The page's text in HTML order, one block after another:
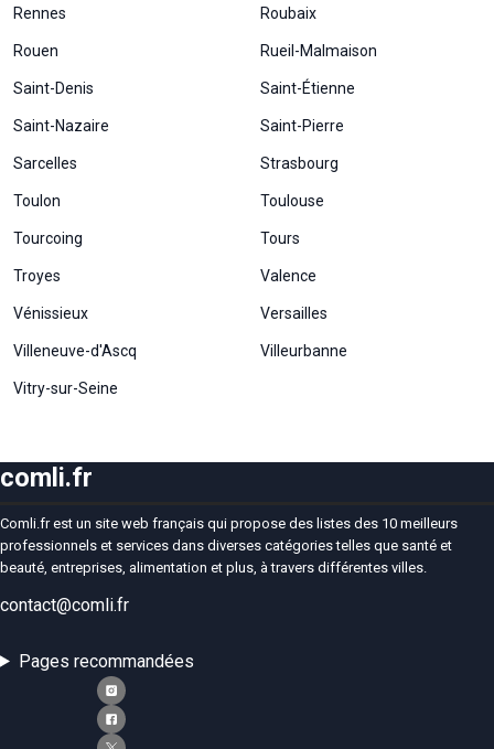
Rennes Roubaix
Rouen Rueil-Malmaison
Saint-Denis Saint-Étienne
Saint-Nazaire Saint-Pierre
Sarcelles Strasbourg
Toulon Toulouse
Tourcoing Tours
Troyes Valence
Vénissieux Versailles
Villeneuve-d'Ascq Villeurbanne
Vitry-sur-Seine
comli.fr
Comli.fr est un site web français qui propose des listes des 10 meilleurs
professionnels et services dans diverses catégories telles que santé et
beauté, entreprises, alimentation et plus, à travers différentes villes.
contact@comli.fr
Pages recommandées